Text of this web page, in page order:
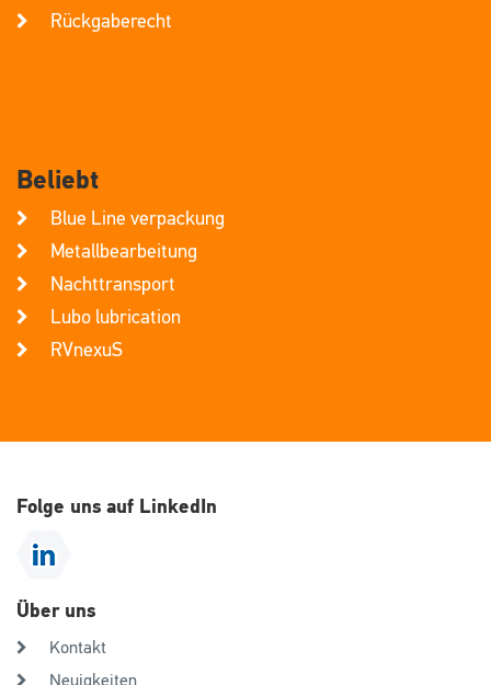
Rückgaberecht
Beliebt
Blue Line verpackung
Metallbearbeitung
Nachttransport
Lubo lubrication
RVnexuS
Folge uns auf LinkedIn
Über uns
Kontakt